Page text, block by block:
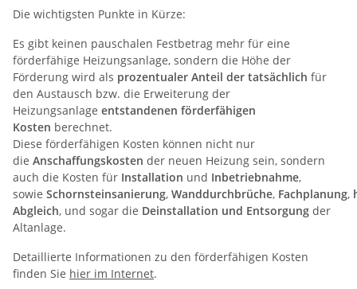
Die wichtigsten Punkte in Kürze:
Es gibt keinen pauschalen Festbetrag mehr für eine
förderfähige Heizungsanlage, sondern die Höhe der
Förderung wird als prozentualer Anteil der tatsächlich für
den Austausch bzw. die Erweiterung der
Heizungsanlage entstandenen förderfähigen
Kosten berechnet.
Diese förderfähigen Kosten können nicht nur
die Anschaffungskosten der neuen Heizung sein, sondern
auch die Kosten für Installation und Inbetriebnahme,
sowie Schornsteinsanierung, Wanddurchbrüche, Fachplanung,
Abgleich, und sogar die Deinstallation und Entsorgung der
Altanlage.
Detaillierte Informationen zu den förderfähigen Kosten
finden Sie hier im Internet.